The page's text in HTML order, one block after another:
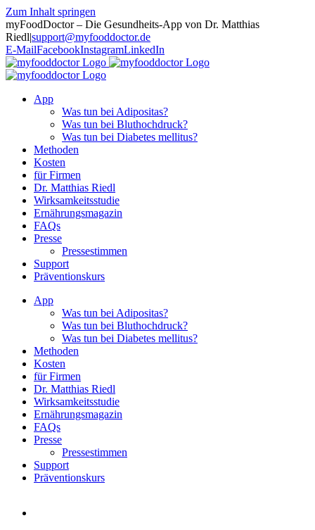
Zum Inhalt springen
myFoodDoctor – Die Gesundheits-App von Dr. Matthias
Riedl|support@myfooddoctor.de
E-MailFacebookInstagramLinkedIn
App
Was tun bei Adipositas?
Was tun bei Bluthochdruck?
Was tun bei Diabetes mellitus?
Methoden
Kosten
für Firmen
Dr. Matthias Riedl
Wirksamkeitsstudie
Ernährungsmagazin
FAQs
Presse
Pressestimmen
Support
Präventionskurs
App
Was tun bei Adipositas?
Was tun bei Bluthochdruck?
Was tun bei Diabetes mellitus?
Methoden
Kosten
für Firmen
Dr. Matthias Riedl
Wirksamkeitsstudie
Ernährungsmagazin
FAQs
Presse
Pressestimmen
Support
Präventionskurs